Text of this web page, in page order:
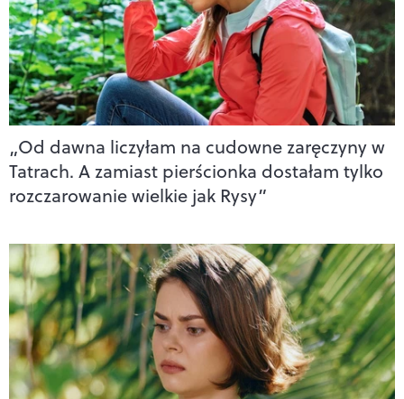
„Od dawna liczyłam na cudowne zaręczyny w
Tatrach. A zamiast pierścionka dostałam tylko
rozczarowanie wielkie jak Rysy”